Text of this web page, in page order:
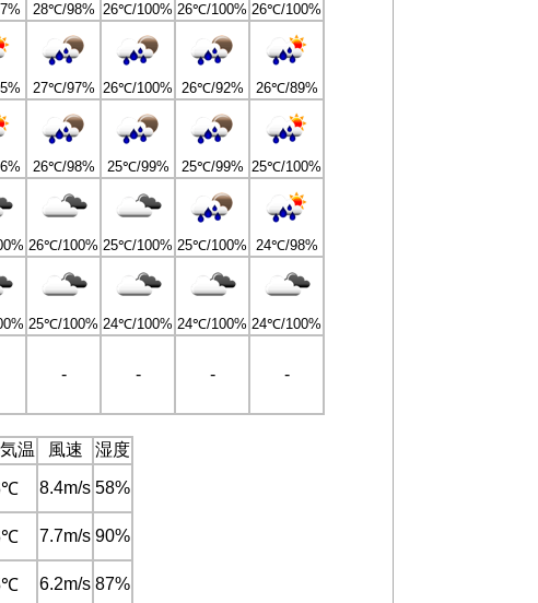
28℃/98% 26℃/100% 26℃/100% 26℃/100%
27℃/97% 26℃/100% 26℃/92% 26℃/89%
26℃/98% 25℃/99% 25℃/99% 25℃/100%
26℃/100% 25℃/100% 25℃/100% 24℃/98%
25℃/100% 24℃/100% 24℃/100% 24℃/100%
- - - -
温 風速
湿度
8.4m/s 58%
7.7m/s 90%
6.2m/s 87%